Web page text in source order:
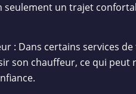
seulement un trajet
: Dans certains services
son chauffeur, ce qui